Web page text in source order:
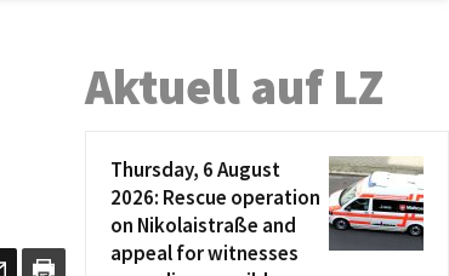
Aktuell auf LZ
Thursday, 6 August
2026: Rescue operation
on Nikolaistraße and
appeal for witnesses